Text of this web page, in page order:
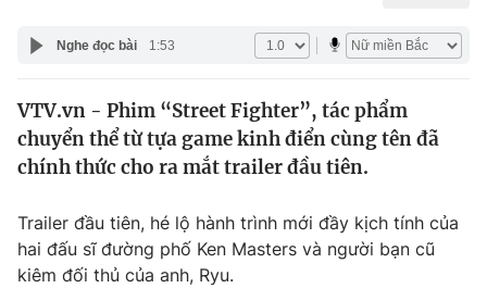
Y tế
Thế giới
Tin tức
Câu chuyện quốc tế
Kinh tế
Tài chính
Thị trường
Dữ liệu và đời sống
Nghe đọc bài 1:53
VTV.vn - Phim “Street Fighter”, tác phẩm
chuyển thể từ tựa game kinh điển cùng tên đã
chính thức cho ra mắt trailer đầu tiên.
Trailer đầu tiên, hé lộ hành trình mới đầy kịch tính của
hai đấu sĩ đường phố Ken Masters và người bạn cũ
kiêm đối thủ của anh, Ryu.